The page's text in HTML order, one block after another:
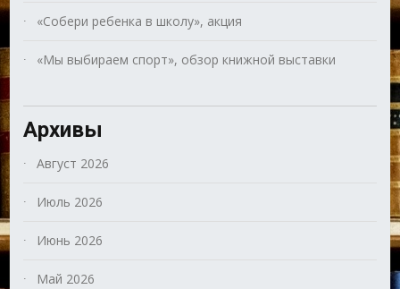
«Собери ребенка в школу», акция
«Мы выбираем спорт», обзор книжной выставки
Архивы
Август 2026
Июль 2026
Июнь 2026
Май 2026